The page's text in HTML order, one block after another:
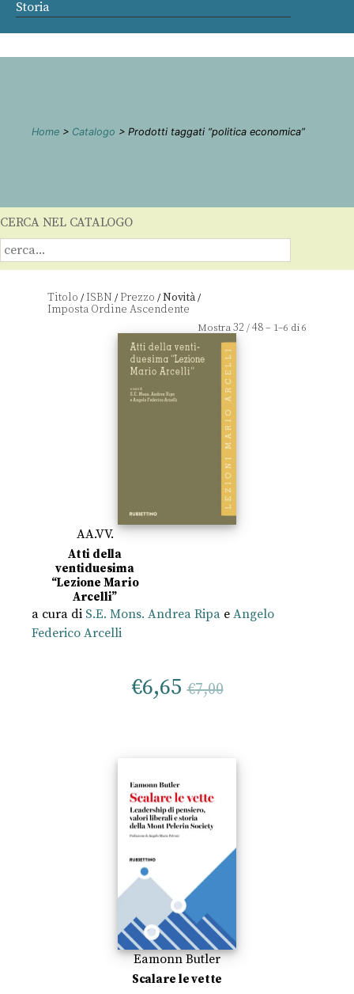
Storia
Home > Catalogo > Prodotti taggati “politica economica”
CERCA NEL CATALOGO
Titolo /ISBN /Prezzo /Novità/
Mostra32/48– 1–6 di 6
AA.VV.
Atti della
ventiduesima
“Lezione Mario
Arcelli”
a cura di S.E. Mons. Andrea Ripa e Angelo
Federico Arcelli
€6,65 €7,00
Eamonn Butler
Scalare le vette